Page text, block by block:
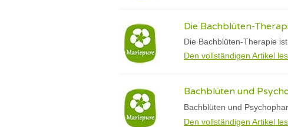
Die Bachblüten-
Die Bachblüten-Therapie
Den vollständigen Artikel
Bachblüten und
Bachblüten und
Den vollständigen Artikel